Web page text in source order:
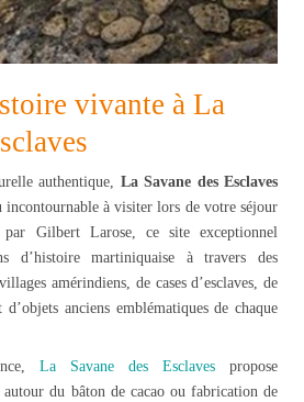
vivante à La
authentique, La Savane des Esclaves
incontournable à visiter lors de votre séjour
Gilbert Larose, ce site exceptionnel
d’histoire martiniquaise à travers des
amérindiens, de cases d’esclaves, de
anciens emblématiques de chaque
La Savane des Esclaves propose
autour du bâton de cacao ou fabrication de